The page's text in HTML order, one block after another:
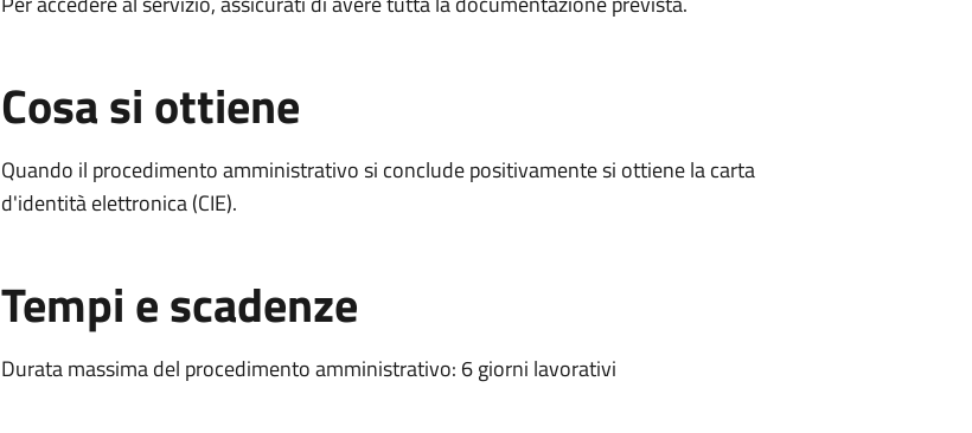
Cosa si ottiene
Quando il procedimento amministrativo si conclude positivamente si ottiene la carta
d'identità elettronica (CIE).
Tempi e scadenze
Durata massima del procedimento amministrativo: 6 giorni lavorativi